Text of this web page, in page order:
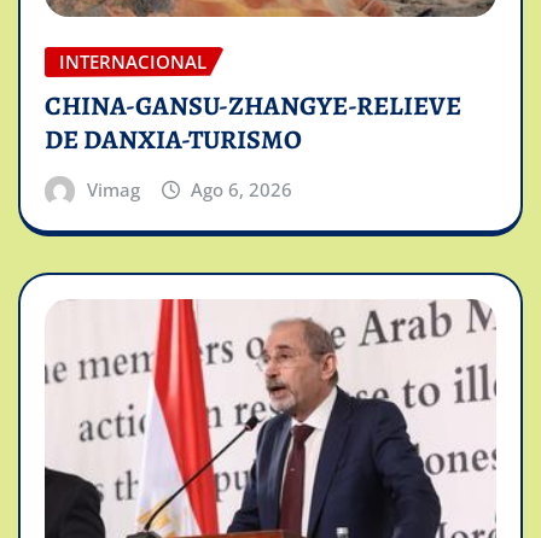
INTERNACIONAL
CHINA-GANSU-ZHANGYE-RELIEVE
DE DANXIA-TURISMO
Vimag Ago 6, 2026